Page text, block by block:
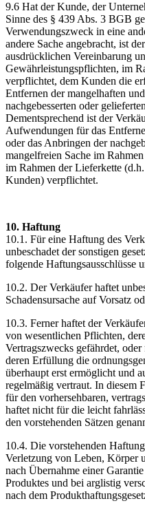
9.6 Hat der Kunde, der
Sinne des § 439 Abs. 3 BGB
Verwendungszweck in eine
andere Sache angebracht, ist
ausdrücklichen Vereinbarung
Gewährleistungspflichten, im
verpflichtet, dem Kunden die
Entfernen der mangelhaften
nachgebesserten oder
Dementsprechend ist der
Aufwendungen für das
oder das Anbringen der
mangelfreien Sache im
im Rahmen der Lieferkette
Kunden) verpflichtet.
10. Haftung
10.1. Für eine Haftung des
unbeschadet der sonstigen
folgende Haftungsausschlüsse
10.2. Der Verkäufer haftet
Schadensursache auf Vorsatz
10.3. Ferner haftet der
von wesentlichen Pflichten,
Vertragszwecks gefährdet,
deren Erfüllung die
überhaupt erst ermöglicht und
regelmäßig vertraut. In diesem
für den vorhersehbaren,
haftet nicht für die leicht
den vorstehenden Sätzen
10.4. Die vorstehenden
Verletzung von Leben, Körper
nach Übernahme einer
Produktes und bei arglistig
nach dem